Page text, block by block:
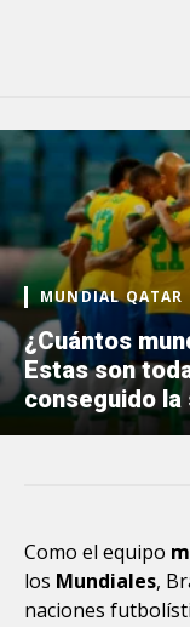
MUNDIAL QATAR
¿Cuántos
Estas son
conseguido
Como el equipo
los Mundiales,
naciones